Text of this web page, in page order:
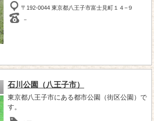
〒192-0044 東京都八王子市富士見町１４−９
－
石川公園（八王子市）
東京都八王子市にある都市公園（街区公園）で
す。